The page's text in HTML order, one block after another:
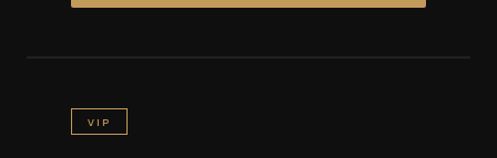
VIP